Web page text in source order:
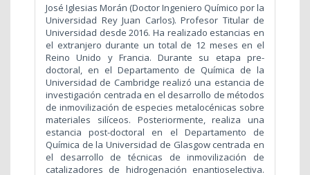
José Iglesias Morán (Doctor Ingeniero Químico por la
Universidad Rey Juan Carlos). Profesor Titular de
Universidad desde 2016. Ha realizado estancias en
el extranjero durante un total de 12 meses en el
Reino Unido y Francia. Durante su etapa pre-
doctoral, en el Departamento de Química de la
Universidad de Cambridge realizó una estancia de
investigación centrada en el desarrollo de métodos
de inmovilización de especies metalocénicas sobre
materiales silíceos. Posteriormente, realiza una
estancia post-doctoral en el Departamento de
Química de la Universidad de Glasgow centrada en
el desarrollo de técnicas de inmovilización de
catalizadores de hidrogenación enantioselectiva.